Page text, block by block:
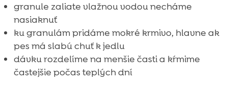
granule zaliate vlažnou vodou necháme
nasiaknuť
ku granulám pridáme mokré krmivo, hlavne ak
pes má slabú chuť k jedlu
dávku rozdelíme na menšie časti a kŕmime
častejšie počas teplých dní